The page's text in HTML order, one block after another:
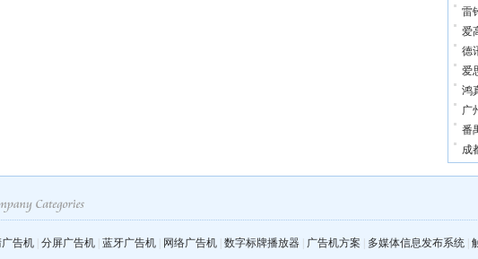
雷
爱
德
爱
鸿
广
番
成
告机 分屏广告机 蓝牙广告机 网络广告机 数字标牌播放器 广告机方案 多媒体信息发布系统